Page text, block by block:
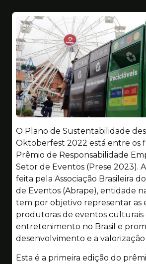
O Plano de Sustentabilidade
Oktoberfest 2022 está entre os
Prêmio de Responsabilidade
Setor de Eventos (Prese 2023).
feita pela Associação Brasileira
de Eventos (Abrape), entidade
tem por objetivo representar as
produtoras de eventos culturais
entretenimento no Brasil e
desenvolvimento e a
Esta é a primeira edição do